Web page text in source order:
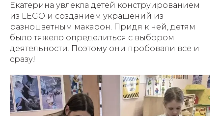
Екатерина увлекла детей конструированием
из LEGO и созданием украшений из
разноцветным макарон. Придя к ней, детям
было тяжело определиться с выбором
деятельности. Поэтому они пробовали все и
сразу!